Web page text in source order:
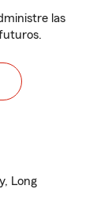
las
Long